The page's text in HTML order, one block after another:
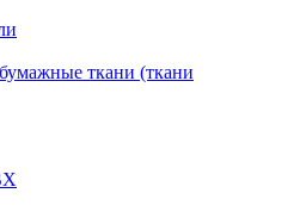
ткани (ткани